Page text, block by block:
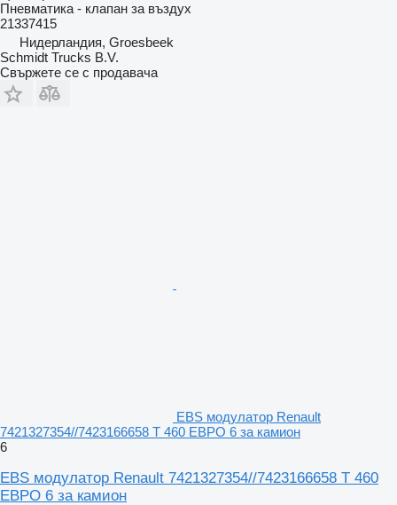
Пневматика - клапан за въздух
21337415
Нидерландия, Groesbeek
Schmidt Trucks B.V.
Свържете се с продавача
EBS модулатор Renault
7421327354//7423166658 Т 460 ЕВРО 6 за камион
6
EBS модулатор Renault 7421327354//7423166658 Т 460
ЕВРО 6 за камион